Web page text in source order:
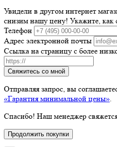
Увидели в другом интернет
снизим нашу цену! Укажите, как
Телефон
Адрес электронной почты
Ссылка на страницу с более
Свяжитесь со мной
Отправляя запрос, вы
«Гарантия минимальной цены».
Спасибо! Наш менеджер
Продолжить покупки